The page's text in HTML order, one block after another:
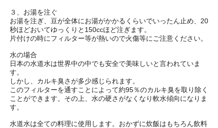
３、お湯を注ぐ
お湯を注ぎ、豆が全体にお湯がかかるくらいでいったん止め、20
秒ほどおいてゆっくりと150ccほど注ぎます。
片付けの時にフィルター等が熱いので火傷等にご注意ください。
水の場合
日本の水道水は世界中の中でも安全で美味しいと言われていま
す。
しかし、カルキ臭さが多少感じられます。
このフィルターを通すことによって約95％のカルキ臭を取り除く
ことができます。その上、水の硬さがなくなり軟水傾向になりま
す。
水道水は全ての料理に使用します。おかずに炊飯はもちろん飲料